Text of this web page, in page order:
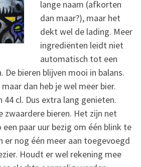
lange naam (afkorten
dan maar?), maar het
dekt wel de lading. Meer
ingrediënten leidt niet
automatisch tot een
De bieren blijven mooi in balans.
dan heb je wel meer bier.
44 cl. Dus extra lang genieten.
zwaardere bieren. Het zijn net
paar uur bezig om één blink te
er nog één meer aan toegevoegd
Houdt er wel rekening mee